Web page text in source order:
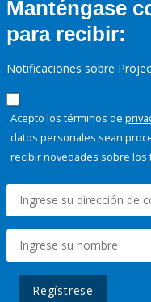
Manténgase
para recibir:
Notificaciones sobre
Acepto los términos de
datos personales sean
recibir novedades sobre los
Regístrese